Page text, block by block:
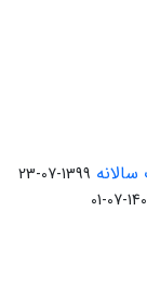
1399-07-23
1404-